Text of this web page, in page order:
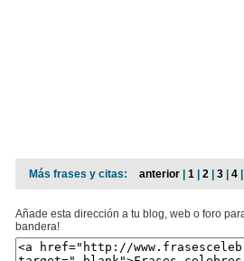
Más frases y citas: anterior 1 2 3 4
Añade esta dirección a tu blog, web o foro
bandera!